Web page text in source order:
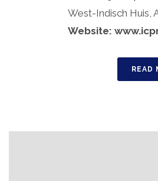
West-Indisch Huis,
Website:
READ